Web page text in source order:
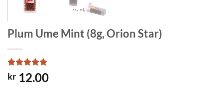
Plum Ume Mint (8g, Orion Star)
Rated5
out of 5
1
kr 12.00